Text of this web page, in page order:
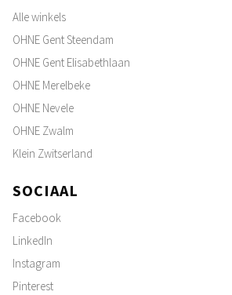
Alle winkels
OHNE Gent Steendam
OHNE Gent Elisabethlaan
OHNE Merelbeke
OHNE Nevele
OHNE Zwalm
Klein Zwitserland
SOCIAAL
Facebook
LinkedIn
Instagram
Pinterest